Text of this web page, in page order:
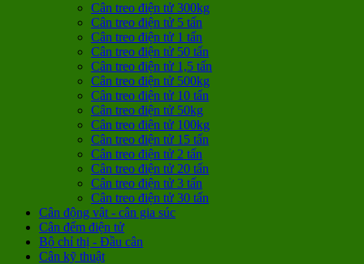
Cân treo điện tử 300kg
Cân treo điện tử 5 tấn
Cân treo điện tử 1 tấn
Cân treo điện tử 50 tấn
Cân treo điện tử 1,5 tấn
Cân treo điện tử 500kg
Cân treo điện tử 10 tấn
Cân treo điện tử 50kg
Cân treo điện tử 100kg
Cân treo điện tử 15 tấn
Cân treo điện tử 2 tấn
Cân treo điện tử 20 tấn
Cân treo điện tử 3 tấn
Cân treo điện tử 30 tấn
Cân động vật - cân gia súc
Cân đếm điện tử
Bộ chỉ thị - Đầu cân
Cân kỹ thuật